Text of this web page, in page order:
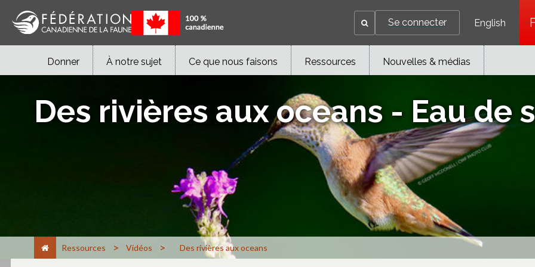
Se connecter English
Donner À notre sujet Ce que nous faisons Ressources Nouvelles & médias
Des rivières aux oceans - Eau de
Ressources > Vidéos > Des rivières aux oceans